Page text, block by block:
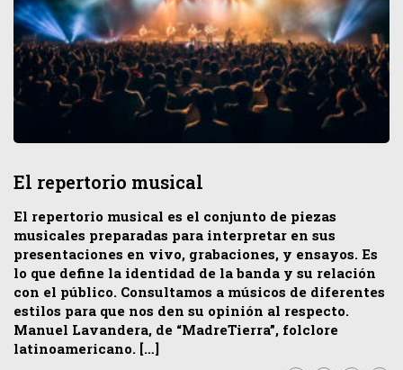
El repertorio musical
El repertorio musical es el conjunto de piezas
musicales preparadas para interpretar en sus
presentaciones en vivo, grabaciones, y ensayos. Es
lo que define la identidad de la banda y su relación
con el público. Consultamos a músicos de diferentes
estilos para que nos den su opinión al respecto.
Manuel Lavandera, de “MadreTierra”, folclore
latinoamericano. […]